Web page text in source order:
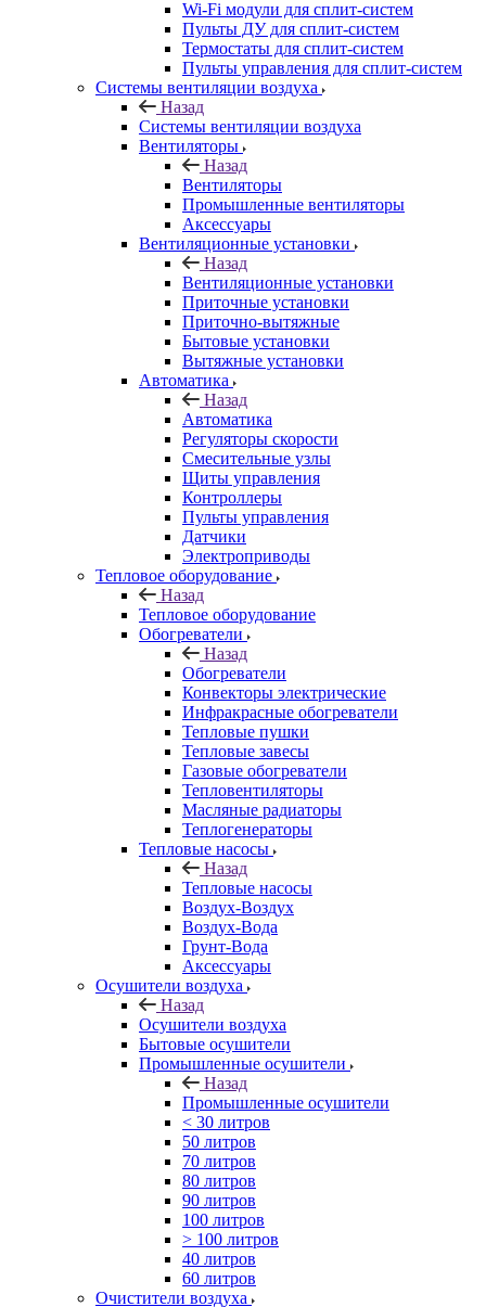
Wi-Fi модули для сплит-систем
Пульты ДУ для сплит-систем
Термостаты для сплит-систем
Пульты управления для сплит-систем
Системы вентиляции воздуха
Назад
Системы вентиляции воздуха
Вентиляторы
Назад
Вентиляторы
Промышленные вентиляторы
Аксессуары
Вентиляционные установки
Назад
Вентиляционные установки
Приточные установки
Приточно-вытяжные
Бытовые установки
Вытяжные установки
Автоматика
Назад
Автоматика
Регуляторы скорости
Смесительные узлы
Щиты управления
Контроллеры
Пульты управления
Датчики
Электроприводы
Тепловое оборудование
Назад
Тепловое оборудование
Обогреватели
Назад
Обогреватели
Конвекторы электрические
Инфракрасные обогреватели
Тепловые пушки
Тепловые завесы
Газовые обогреватели
Тепловентиляторы
Масляные радиаторы
Теплогенераторы
Тепловые насосы
Назад
Тепловые насосы
Воздух-Воздух
Воздух-Вода
Грунт-Вода
Аксессуары
Осушители воздуха
Назад
Осушители воздуха
Бытовые осушители
Промышленные осушители
Назад
Промышленные осушители
< 30 литров
50 литров
70 литров
80 литров
90 литров
100 литров
> 100 литров
40 литров
60 литров
Очистители воздуха